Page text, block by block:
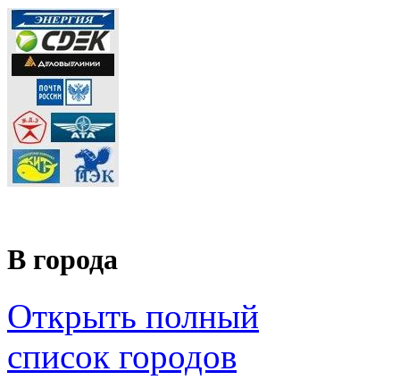
В города
Открыть полный
список городов